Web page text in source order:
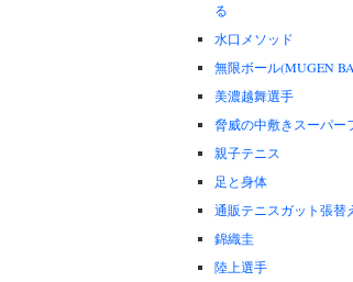
る
水口メソッド
無限ボール(MUGEN
美濃越舞選手
脅威の中敷きスーパー
親子テニス
足と身体
通販テニスガット張替
錦織圭
陸上選手